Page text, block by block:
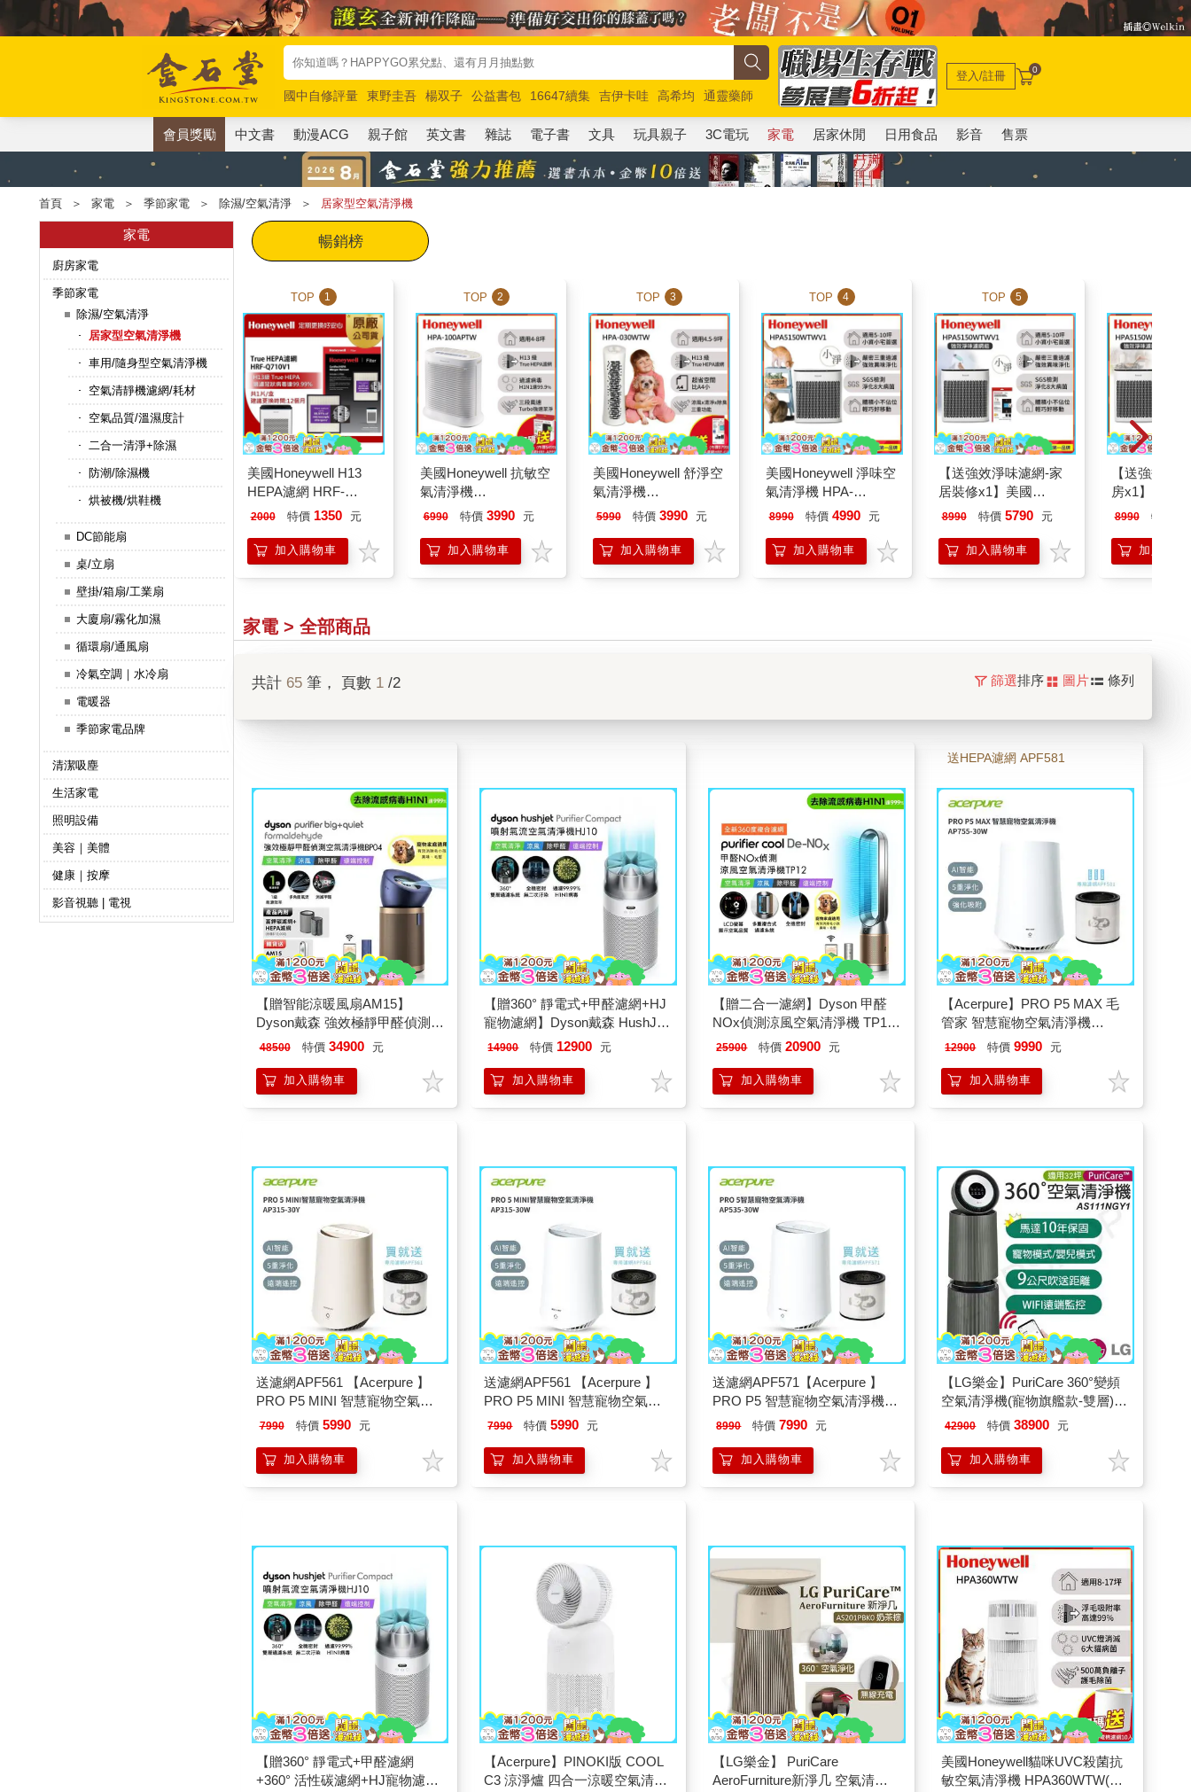
國中自修評量 東野圭吾 楊双子 公益書包 16647續集 吉伊卡哇 高希均
通靈藥師
唯紅花綻放
奧德賽 路邊攤新作 馬斯克 玩具總動員5 超慢跑
登入/註冊 0
會員獎勵 中文書 動漫ACG 親子館 英文書 雜誌 電子書 文具 玩具親子 3C電玩 家電 居家休閒 日用食品 影音 售票
首頁 ＞ 家電 ＞ 季節家電 ＞ 除濕/空氣清淨 ＞ 居家型空氣清淨機
家電
廚房家電
季節家電
除濕/空氣清淨
居家型空氣清淨機
車用/隨身型空氣清淨機
空氣清靜機濾網/耗材
空氣品質/溫濕度計
二合一清淨+除濕
防潮/除濕機
烘被機/烘鞋機
DC節能扇
桌/立扇
壁掛/箱扇/工業扇
大廈扇/霧化加濕
循環扇/通風扇
冷氣空調｜水冷扇
電暖器
季節家電品牌
清潔吸塵
生活家電
照明設備
美容｜美體
健康｜按摩
影音視聽 | 電視
暢銷榜
TOP 1
美國Honeywell H13
HEPA濾網 HRF-
Q710V1 (適用
2000 特價 1350 元
加入購物車
TOP 2
美國Honeywell 抗敏空
氣清淨機
HPA100APTW
6990 特價 3990 元
加入購物車
TOP 3
美國Honeywell 舒淨空
氣清淨機
HPA030WTW
5990 特價 3990 元
加入購物車
TOP 4
美國Honeywell 淨味空
氣清淨機 HPA-
5150WTWV1
8990 特價 4990 元
加入購物車
TOP 5
【送強效淨味濾網-家
居裝修x1】美國
Honeywell 淨味空氣清
5150WTWV1
8990 特價 5790 元
加入購物車
【送強效淨
房x1】美國
淨味空氣清
8990 特價
加入購物
家電 > 全部商品
共計 65 筆， 頁數 1 /2 篩選排序 圖片 條列
【贈智能涼暖風扇AM15】
Dyson戴森 強效極靜甲醛偵測空
氣清淨機 BP04 普魯士藍及金色
48500 特價 34900 元
加入購物車
【贈360° 靜電式+甲醛濾網+HJ
寵物濾網】Dyson戴森 HushJet
Purifier Compact HJ10 噴射氣
14900 特價 12900 元
加入購物車
【贈二合一濾網】Dyson 甲醛
NOx偵測涼風空氣清淨機 TP12
鎳金色
25900 特價 20900 元
加入購物車
送HEPA濾網 APF581
【Acerpure】PRO P5 MAX 毛
管家 智慧寵物空氣清淨機
AP755-30W
12900 特價 9990 元
加入購物車
送濾網APF561 【Acerpure 】
PRO P5 MINI 智慧寵物空氣清
淨機 (雲朵米) AP315-30Y
7990 特價 5990 元
加入購物車
送濾網APF561 【Acerpure 】
PRO P5 MINI 智慧寵物空氣清
淨機 (棉花白) AP315-30W
7990 特價 5990 元
加入購物車
送濾網APF571【Acerpure 】
PRO P5 智慧寵物空氣清淨機
AP535-30W
8990 特價 7990 元
加入購物車
【LG樂金】PuriCare 360°變頻
空氣清淨機(寵物旗艦款-雙層)
AS111NGY1
42900 特價 38900 元
加入購物車
【贈360° 靜電式+甲醛濾網
+360° 活性碳濾網+HJ寵物濾
【Acerpure】PINOKI版 COOL
C3 涼淨爐 四合一涼暖空氣清淨
【LG樂金】 PuriCare
AeroFurniture新淨几 空氣清淨
美國Honeywell貓咪UVC殺菌抗
敏空氣清淨機 HPA360WTW(喵